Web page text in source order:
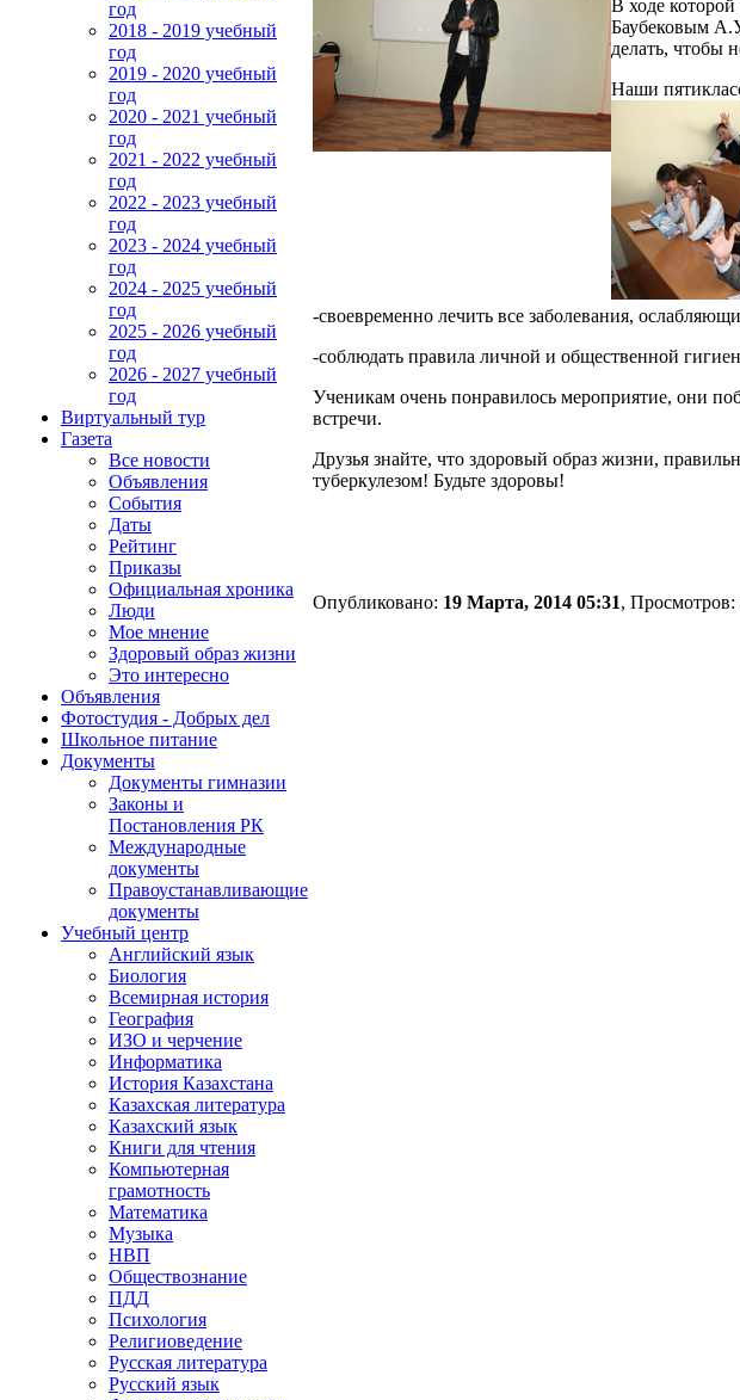
год
2018 - 2019 учебный
год
2019 - 2020 учебный
год
2020 - 2021 учебный
год
2021 - 2022 учебный
год
2022 - 2023 учебный
год
2023 - 2024 учебный
год
2024 - 2025 учебный
год
2025 - 2026 учебный
год
2026 - 2027 учебный
год
Виртуальный тур
Газета
Все новости
Объявления
События
Даты
Рейтинг
Приказы
Официальная хроника
Люди
Мое мнение
Здоровый образ жизни
Это интересно
Объявления
Фотостудия - Добрых дел
Школьное питание
Документы
Документы гимназии
Законы и
Постановления РК
Международные
документы
Правоустанавливающие
документы
Учебный центр
Английский язык
Биология
Всемирная история
География
ИЗО и черчение
Информатика
История Казахстана
Казахская литература
Казахский язык
Книги для чтения
Компьютерная
грамотность
Математика
Музыка
НВП
Обществознание
ПДД
Психология
Религиоведение
Русская литература
Русский язык
В ходе
Баубековым
делать, чтобы
Наши
-своевременно лечить все заболевания,
-соблюдать правила личной и общественной
Ученикам очень понравилось мероприятие, они
встречи.
Друзья знайте, что здоровый образ жизни,
туберкулезом! Будьте здоровы!
Опубликовано: 19 Марта, 2014 05:31, Просмотров: